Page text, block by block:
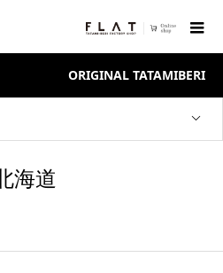
ORIGINAL TATAMIBERI
海道